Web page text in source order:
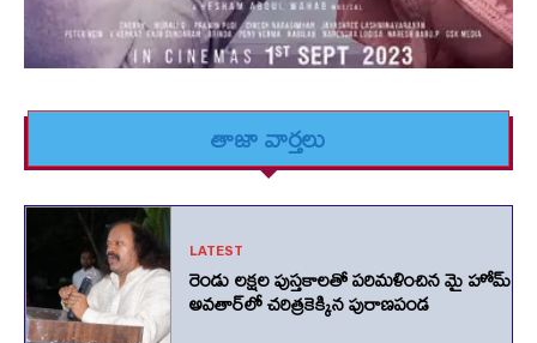
తాజా వార్తలు
LATEST
రెండు లక్షల పుస్తకాలతో పరిమళించిన మై హోమ్
అవతార్‌లో చరిత్రకెక్కిన పురాణపండ